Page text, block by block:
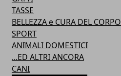
TASSE
BELLEZZA e CURA DEL CORPO
SPORT
ANIMALI DOMESTICI
...ED ALTRI ANCORA
CANI